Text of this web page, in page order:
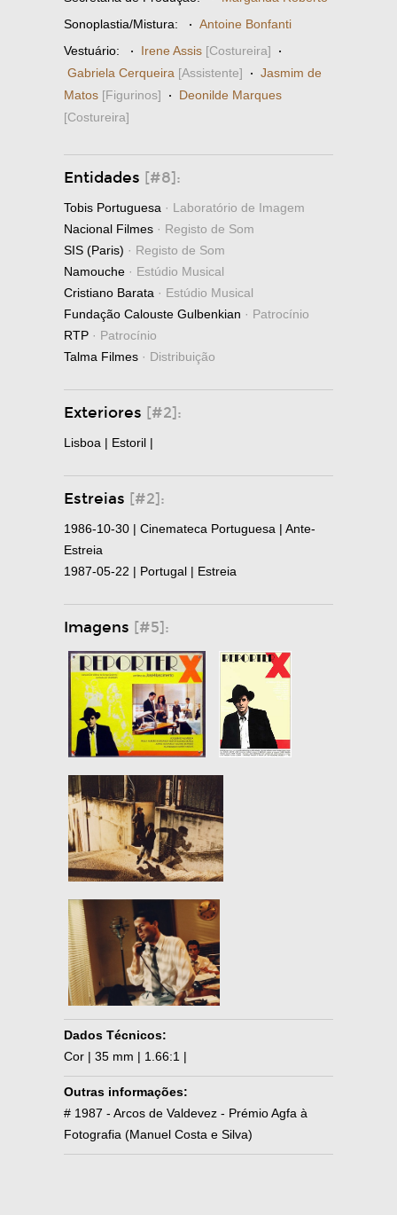
Sonoplastia/Mistura: · Antoine Bonfanti
Vestuário: · Irene Assis [Costureira] ·
Gabriela Cerqueira [Assistente] · Jasmim de
Matos [Figurinos] · Deonilde Marques
[Costureira]
Entidades [#8]:
Tobis Portuguesa · Laboratório de Imagem
Nacional Filmes · Registo de Som
SIS (Paris) · Registo de Som
Namouche · Estúdio Musical
Cristiano Barata · Estúdio Musical
Fundação Calouste Gulbenkian · Patrocínio
RTP · Patrocínio
Talma Filmes · Distribuição
Exteriores [#2]:
Lisboa | Estoril |
Estreias [#2]:
1986-10-30 | Cinemateca Portuguesa | Ante-
Estreia
1987-05-22 | Portugal | Estreia
Imagens [#5]:
Dados Técnicos:
Cor | 35 mm | 1.66:1 |
Outras informações:
# 1987 - Arcos de Valdevez - Prémio Agfa à
Fotografia (Manuel Costa e Silva)